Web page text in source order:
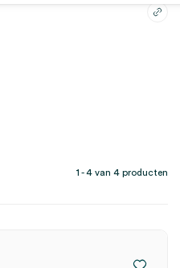
1 - 4 van 4 producten